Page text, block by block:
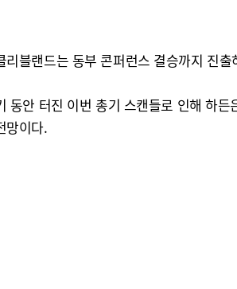
리블랜드는 동부 콘퍼런스 결승까지 진
동안 터진 이번 총기 스캔들로 인해 하
망이다.